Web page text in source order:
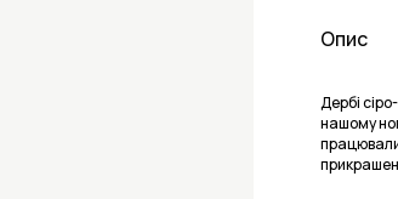
Опис
Дербі
нашому